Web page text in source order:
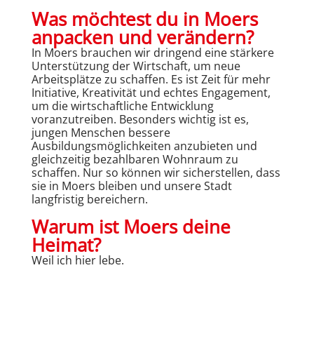
Was möchtest du in Moers
anpacken und verändern?
In Moers brauchen wir dringend eine stärkere
Unterstützung der Wirtschaft, um neue
Arbeitsplätze zu schaffen. Es ist Zeit für mehr
Initiative, Kreativität und echtes Engagement,
um die wirtschaftliche Entwicklung
voranzutreiben. Besonders wichtig ist es,
jungen Menschen bessere
Ausbildungsmöglichkeiten anzubieten und
gleichzeitig bezahlbaren Wohnraum zu
schaffen. Nur so können wir sicherstellen, dass
sie in Moers bleiben und unsere Stadt
langfristig bereichern.
Warum ist Moers deine
Heimat?
Weil ich hier lebe.